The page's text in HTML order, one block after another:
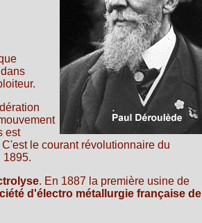
est
le courant révolutionnaire du
1895.
. En 1887 la première usine de
d'électro métallurgie française de